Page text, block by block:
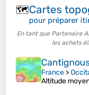
🗺️Cartes
pour préparer
En tant que Partenaire
les achats
France >
Altitude